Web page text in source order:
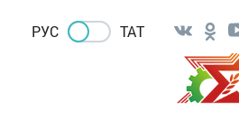
РУС ТАТ